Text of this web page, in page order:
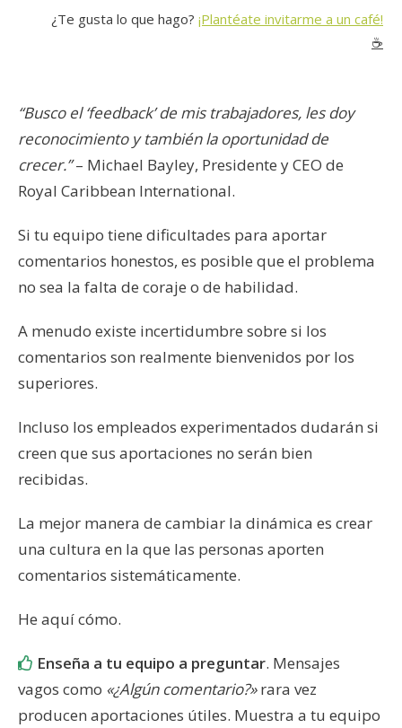
¿Te gusta lo que hago? ¡Plantéate invitarme a un café!
☕️
“Busco el ‘feedback’ de mis trabajadores, les doy
reconocimiento y también la oportunidad de
crecer.”– Michael Bayley, Presidente y CEO de
Royal Caribbean International.
Si tu equipo tiene dificultades para aportar
comentarios honestos, es posible que el problema
no sea la falta de coraje o de habilidad.
A menudo existe incertidumbre sobre si los
comentarios son realmente bienvenidos por los
superiores.
Incluso los empleados experimentados dudarán si
creen que sus aportaciones no serán bien
recibidas.
La mejor manera de cambiar la dinámica es crear
una cultura en la que las personas aporten
comentarios sistemáticamente.
He aquí cómo.
Enseña a tu equipo a preguntar. Mensajes
vagos como «¿Algún comentario?»rara vez
producen aportaciones útiles. Muestra a tu equipo